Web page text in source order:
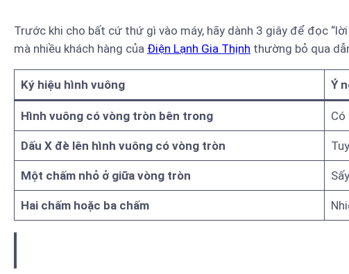
Trước khi cho bất cứ thứ gì vào máy, hãy dành 3 giây để đọc
mà nhiều khách hàng của Điện Lạnh Gia Thịnh thường bỏ qua
Ký hiệu hình vuông Ý
Hình vuông có vòng tròn bên trong Có
Dấu X đè lên hình vuông có vòng tròn
Một chấm nhỏ ở giữa vòng tròn
Hai chấm hoặc ba chấm